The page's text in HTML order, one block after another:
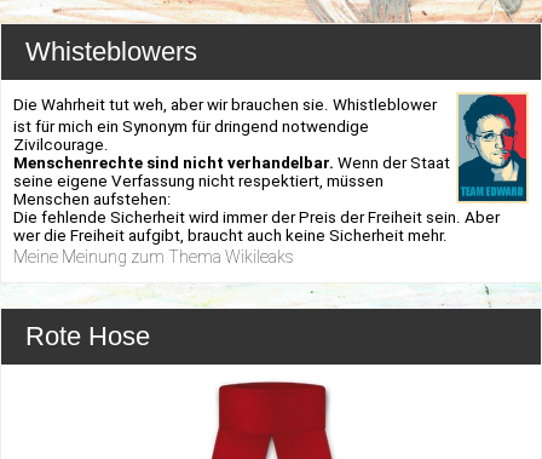
Whisteblowers
Die Wahrheit tut weh, aber wir brauchen sie. Whistleblower
ist für mich ein Synonym für dringend notwendige
Zivilcourage.
Menschenrechte sind nicht verhandelbar. Wenn der Staat
seine eigene Verfassung nicht respektiert, müssen
Menschen aufstehen:
Die fehlende Sicherheit wird immer der Preis der Freiheit sein. Aber
wer die Freiheit aufgibt, braucht auch keine Sicherheit mehr.
Meine Meinung zum Thema Wikileaks
Rote Hose